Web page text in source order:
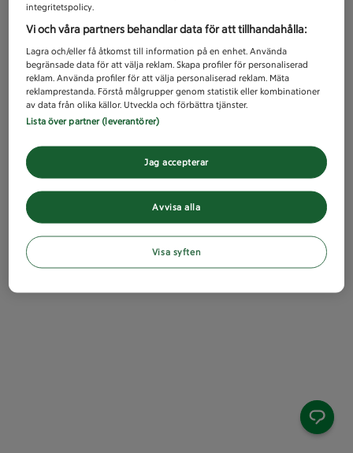
integritetspolicy.
Vi och våra partners behandlar data för att tillhandahålla:
Lagra och/eller få åtkomst till information på en enhet. Använda
begränsade data för att välja reklam. Skapa profiler för personaliserad
reklam. Använda profiler för att välja personaliserad reklam. Mäta
reklamprestanda. Förstå målgrupper genom statistik eller kombinationer
av data från olika källor. Utveckla och förbättra tjänster.
Lista över partner (leverantörer)
Avvisa alla
Jag accepterar
Visa syften